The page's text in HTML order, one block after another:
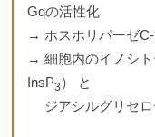
Gqの活性化
→ ホスホリパーゼ
→ 細胞内のイノシト
InsP3 ） と
ジアシルグリセロ